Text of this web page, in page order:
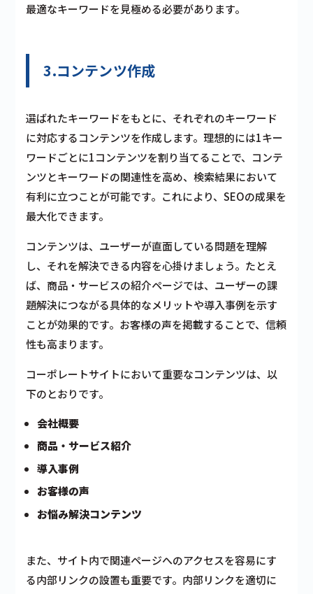
最適なキーワードを見極める必要があります。
3.コンテンツ作成
選ばれたキーワードをもとに、それぞれのキーワード
に対応するコンテンツを作成します。理想的には1キー
ワードごとに1コンテンツを割り当てることで、コンテ
ンツとキーワードの関連性を高め、検索結果において
有利に立つことが可能です。これにより、SEOの成果を
最大化できます。
コンテンツは、ユーザーが直面している問題を理解
し、それを解決できる内容を心掛けましょう。たとえ
ば、商品・サービスの紹介ページでは、ユーザーの課
題解決につながる具体的なメリットや導入事例を示す
ことが効果的です。お客様の声を掲載することで、信頼
性も高まります。
コーポレートサイトにおいて重要なコンテンツは、以
下のとおりです。
会社概要
商品・サービス紹介
導入事例
お客様の声
お悩み解決コンテンツ
また、サイト内で関連ページへのアクセスを容易にす
る内部リンクの設置も重要です。内部リンクを適切に